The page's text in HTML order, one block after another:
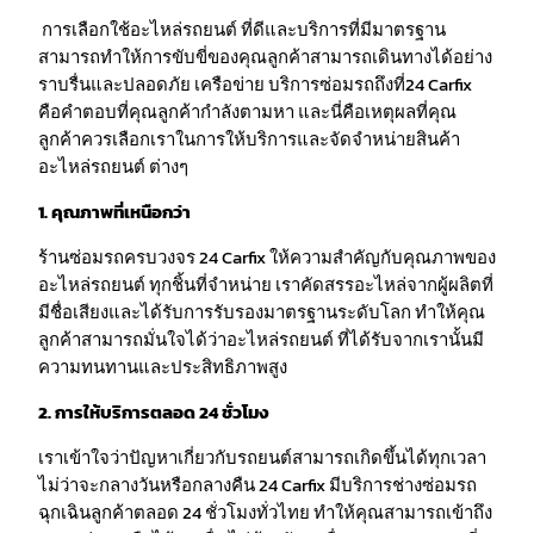
การเลือกใช้อะไหล่รถยนต์ ที่ดีและบริการที่มีมาตรฐาน
สามารถทำให้การขับขี่ของคุณลูกค้าสามารถเดินทางได้อย่าง
ราบรื่นและปลอดภัย เครือข่าย บริการซ่อมรถถึงที่24 Carfix
คือคำตอบที่คุณลูกค้ากำลังตามหา และนี่คือเหตุผลที่คุณ
ลูกค้าควรเลือกเราในการให้บริการและจัดจำหน่ายสินค้า
อะไหล่รถยนต์ ต่างๆ
1. คุณภาพที่เหนือกว่า
ร้านซ่อมรถครบวงจร 24 Carfix ให้ความสำคัญกับคุณภาพของ
อะไหล่รถยนต์ ทุกชิ้นที่จำหน่าย เราคัดสรรอะไหล่จากผู้ผลิตที่
มีชื่อเสียงและได้รับการรับรองมาตรฐานระดับโลก ทำให้คุณ
ลูกค้าสามารถมั่นใจได้ว่าอะไหล่รถยนต์ ที่ได้รับจากเรานั้นมี
ความทนทานและประสิทธิภาพสูง
2. การให้บริการตลอด 24 ชั่วโมง
เราเข้าใจว่าปัญหาเกี่ยวกับรถยนต์สามารถเกิดขึ้นได้ทุกเวลา
ไม่ว่าจะกลางวันหรือกลางคืน 24 Carfix มีบริการช่างซ่อมรถ
ฉุกเฉินลูกค้าตลอด 24 ชั่วโมงทั่วไทย ทำให้คุณสามารถเข้าถึง